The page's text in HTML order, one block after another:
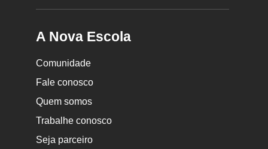
A Nova Escola
Comunidade
Fale conosco
Quem somos
Trabalhe conosco
Seja parceiro